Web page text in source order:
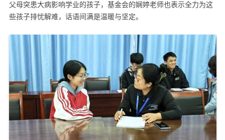
父母突患大病影响学业的孩子，基金会的娴婷老师也表示全力为这
些孩子排忧解难，话语间满是温暖与坚定。